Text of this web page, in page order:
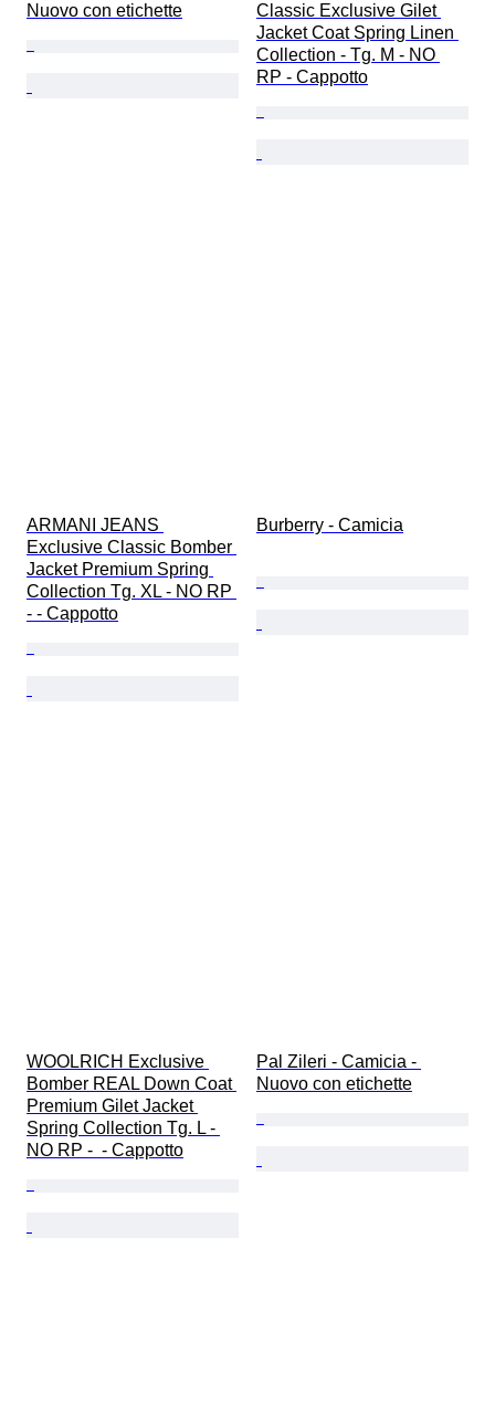
Nuovo con etichette
Classic Exclusive Gilet
Jacket Coat Spring Linen
Collection - Tg. M - NO
RP - Cappotto
ARMANI JEANS
Exclusive Classic Bomber
Jacket Premium Spring
Collection Tg. XL - NO RP
- - Cappotto
Burberry - Camicia
WOOLRICH Exclusive
Bomber REAL Down Coat
Premium Gilet Jacket
Spring Collection Tg. L -
NO RP -  - Cappotto
Pal Zileri - Camicia -
Nuovo con etichette